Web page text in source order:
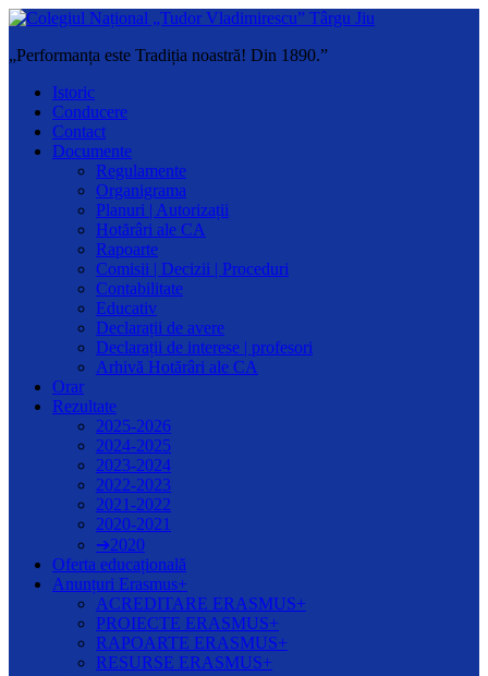
„Performanța este Tradiția noastră! Din 1890.”
Istoric
Conducere
Contact
Documente
Regulamente
Organigrama
Planuri | Autorizații
Hotărâri ale CA
Rapoarte
Comisii | Decizii | Proceduri
Contabilitate
Educativ
Declarații de avere
Declarații de interese | profesori
Arhivă Hotărâri ale CA
Orar
Rezultate
2025-2026
2024-2025
2023-2024
2022-2023
2021-2022
2020-2021
➔2020
Oferta educațională
Anunțuri Erasmus+
ACREDITARE ERASMUS+
PROIECTE ERASMUS+
RAPOARTE ERASMUS+
RESURSE ERASMUS+